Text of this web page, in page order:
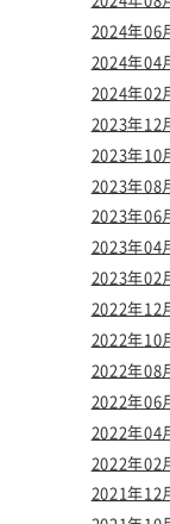
2024年06
2024年04
2024年02
2023年12
2023年10
2023年08
2023年06
2023年04
2023年02
2022年12
2022年10
2022年08
2022年06
2022年04
2022年02
2021年12